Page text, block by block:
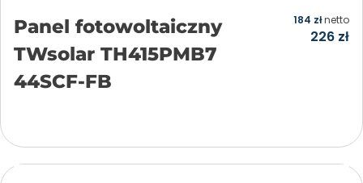
Panel fotowoltaiczny
TWsolar TH415PMB7
44SCF-FB
226 zł
184 złnetto